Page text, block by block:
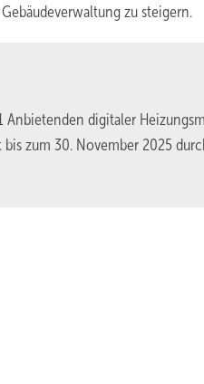
zu steigern.
Anbietenden digitaler
zum 30. November 2025